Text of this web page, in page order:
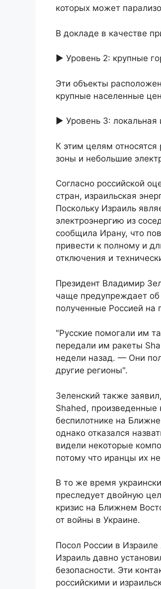
которых может
В докладе в качестве
► Уровень 2: крупные
Эти объекты
крупные населенные
► Уровень 3: локальная
К этим целям
зоны и небольшие
Согласно российской
стран, израильская
Поскольку Израиль
электроэнергию из
сообщила Ирану, что
привести к полному и
отключения и
Президент Владимир
чаще предупреждает об
полученные Россией на
"Русские помогали им
передали им ракеты
недели назад. — Они
другие регионы".
Зеленский также
Shahed, произведенные
беспилотнике на
однако отказался
видели некоторые
потому что иранцы их
В то же время
преследует двойную
кризис на Ближнем
от войны в Украине.
Посол России в
Израиль давно
безопасности. Эти
российскими и